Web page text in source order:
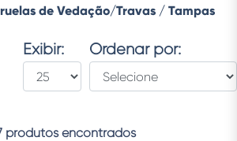
de Vedação/Travas / Tampas
Exibir: Ordenar por:
produtos encontrados